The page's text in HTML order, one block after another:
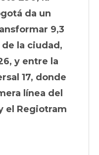
da un
9,3
la ciudad,
y entre la
17, donde
línea del
el Regiotram